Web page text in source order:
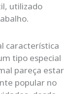
utilizado
característica
tipo especial
pareça estar
popular no